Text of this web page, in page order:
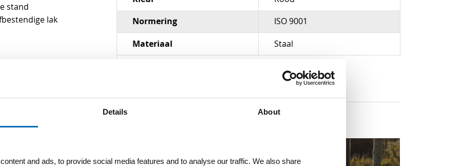
Details About
and ads, to provide social media features and to analyse our traffic. We also share
stand
lak
Normering ISO 9001
Materiaal Staal